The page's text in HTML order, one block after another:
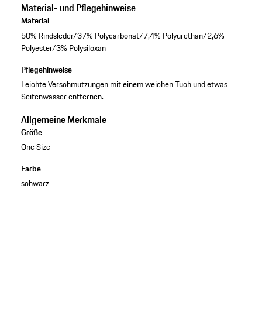
Material- und Pflegehinweise
Material
50% Rindsleder/37% Polycarbonat/7,4% Polyurethan/2,6%
Polyester/3% Polysiloxan
Pflegehinweise
Leichte Verschmutzungen mit einem weichen Tuch und etwas
Seifenwasser entfernen.
Allgemeine Merkmale
Größe
One Size
Farbe
schwarz